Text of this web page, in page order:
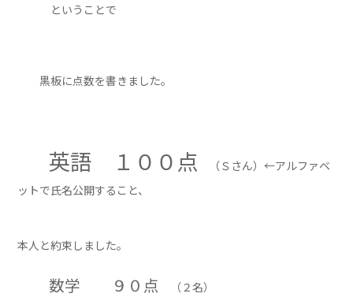
ということで
黒板に点数を書きました。
英語 １００点
（Ｓさん）←アルファベ
ットで氏名公開すること、
本人と約束しました。
数学 ９０点 （２名）